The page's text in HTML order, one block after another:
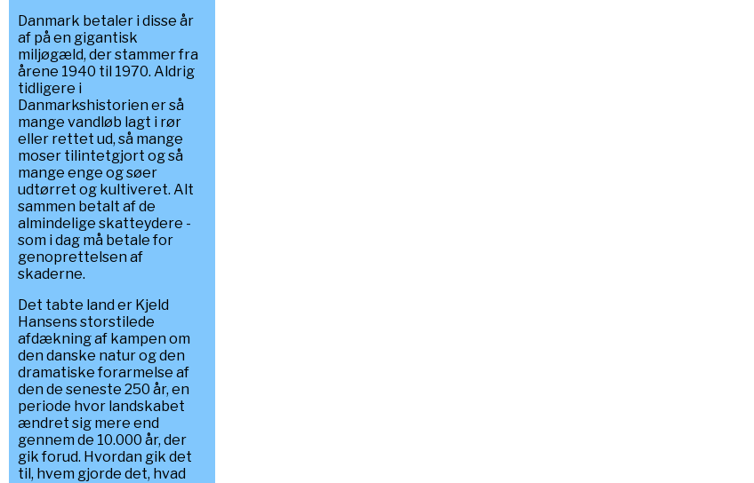
Danmark betaler i disse år
af på en gigantisk
miljøgæld, der stammer fra
årene 1940 til 1970. Aldrig
tidligere i
Danmarkshistorien er så
mange vandløb lagt i rør
eller rettet ud, så mange
moser tilintetgjort og så
mange enge og søer
udtørret og kultiveret. Alt
sammen betalt af de
almindelige skatteydere -
som i dag må betale for
genoprettelsen af
skaderne.
Det tabte land er Kjeld
Hansens storstilede
afdækning af kampen om
den danske natur og den
dramatiske forarmelse af
den de seneste 250 år, en
periode hvor landskabet
ændret sig mere end
gennem de 10.000 år, der
gik forud. Hvordan gik det
til, hvem gjorde det, hvad